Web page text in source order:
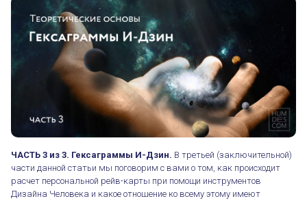
ЧАСТЬ 3 из 3. Гексаграммы И-Дзин. В третьей (заключительной)
части данной статьи мы поговорим с вами о том, как происходит
расчет персональной рейв-карты при помощи инструментов
Дизайна Человека и какое отношение ко всему этому имеют